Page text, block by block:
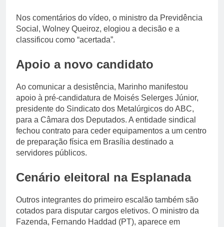
Nos comentários do vídeo, o ministro da Previdência
Social, Wolney Queiroz, elogiou a decisão e a
classificou como “acertada”.
Apoio a novo candidato
Ao comunicar a desistência, Marinho manifestou
apoio à pré-candidatura de Moisés Selerges Júnior,
presidente do Sindicato dos Metalúrgicos do ABC,
para a Câmara dos Deputados. A entidade sindical
fechou contrato para ceder equipamentos a um centro
de preparação física em Brasília destinado a
servidores públicos.
Cenário eleitoral na Esplanada
Outros integrantes do primeiro escalão também são
cotados para disputar cargos eletivos. O ministro da
Fazenda, Fernando Haddad (PT), aparece em